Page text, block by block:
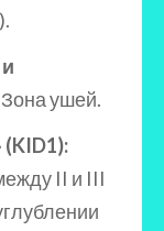
Зона ушей.
(KID1):
II и III